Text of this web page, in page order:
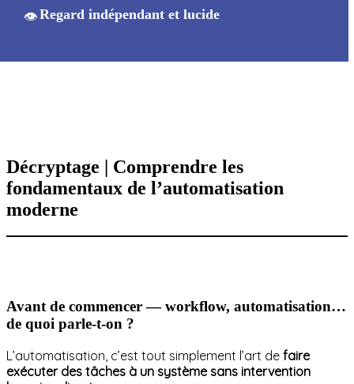
👁️Regard indépendant et lucide
Décryptage | Comprendre les
fondamentaux de l’automatisation
moderne
Avant de commencer — workflow, automatisation…
de quoi parle-t-on ?
L’automatisation, c’est tout simplement l’art de faire
exécuter des tâches à un système sans intervention